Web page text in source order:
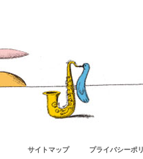
サイトマップ プライバシーポ